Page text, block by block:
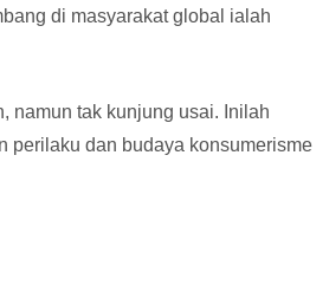
di masyarakat global ialah
namun tak kunjung usai. Inilah
perilaku dan budaya konsumerisme